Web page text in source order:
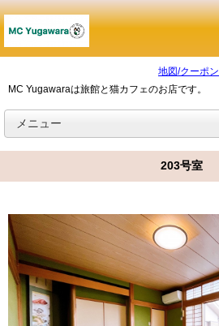
地図/クーポン
MC Yugawaraは旅館と猫カフェのお店です。
203号室